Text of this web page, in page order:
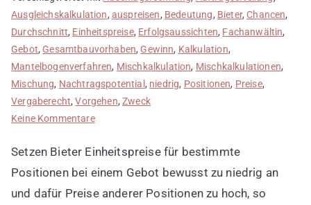
Ausgleichskalkulation, auspreisen, Bedeutung, Bieter,Chancen,
Durchschnitt, Einheitspreise, Erfolgsaussichten, Fachanwältin,
Gebot, Gesamtbauvorhaben, Gewinn, Kalkulation,
Mantelbogenverfahren, Mischkalkulation, Mischkalkulationen,
Mischung, Nachtragspotential , niedrig, Positionen, Preise,
Vergaberecht,Vorgehen,Zweck
Keine Kommentarezu
erstellen
Setzen Bieter Einheitspreise für bestimmte
Positionen bei einem Gebot bewusst zu niedrig an
und dafür Preise anderer Positionen zu hoch, so